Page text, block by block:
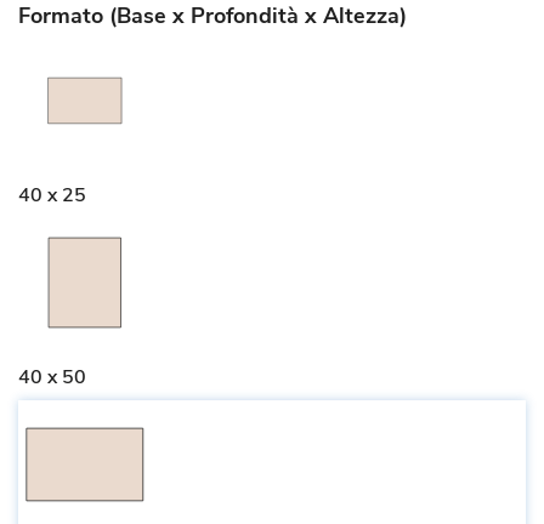
Formato (Base x Profondità x Altezza)
40 x 25
40 x 50